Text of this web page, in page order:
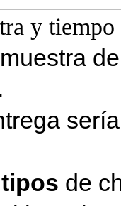
y tiempo
de